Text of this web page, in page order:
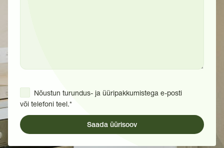
Nõustun turundus- ja üüripakkumistega e-posti
või telefoni teel.*